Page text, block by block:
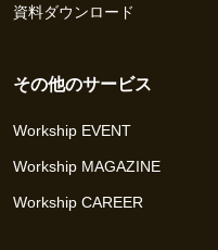
資料ダウンロード
その他のサービス
Workship EVENT
Workship MAGAZINE
Workship CAREER